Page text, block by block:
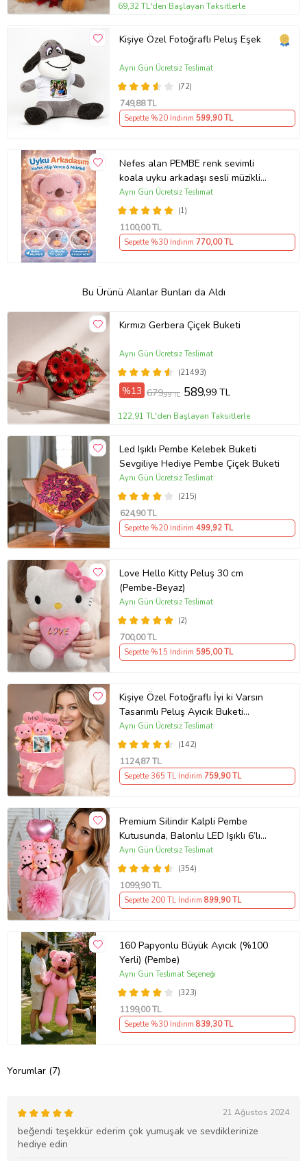
69,32 TL'den Başlayan Taksitlerle
Kişiye Özel Fotoğraflı Peluş Eşek
(72)
Aynı Gün Ücretsiz Teslimat
749,88 TL
Sepette %20 İndirim 599,90 TL
Nefes alan PEMBE renk sevimli
koala uyku arkadaşı sesli müzikli
ışıklı
(1)
Aynı Gün Ücretsiz Teslimat
1100,00 TL
Sepette %30 İndirim 770,00 TL
Bu Ürünü Alanlar Bunları da Aldı
Kırmızı Gerbera Çiçek Buketi
(21493)
Aynı Gün Ücretsiz Teslimat
%13 679,99 TL 589,99 TL
122,91 TL'den Başlayan Taksitlerle
Led Işıklı Pembe Kelebek Buketi
Sevgiliye Hediye Pembe Çiçek Buketi
(215)
Aynı Gün Ücretsiz Teslimat
624,90 TL
Sepette %20 İndirim 499,92 TL
Love Hello Kitty Peluş 30 cm
(Pembe-Beyaz)
(2)
Aynı Gün Ücretsiz Teslimat
700,00 TL
Sepette %15 İndirim 595,00 TL
Kişiye Özel Fotoğraflı İyi ki Varsın
Tasarımlı Peluş Ayıcık Buketi
(Pembe)
(142)
Aynı Gün Ücretsiz Teslimat
1124,87 TL
Sepette 365 TL İndirim 759,90 TL
Premium Silindir Kalpli Pembe
Kutusunda, Balonlu LED Işıklı 6’lı
Pembe Ayıcık Buketi Arkadaşa
Sevgiliye Hediye
(354)
Aynı Gün Ücretsiz Teslimat
1099,90 TL
Sepette 200 TL İndirim 899,90 TL
160 Papyonlu Büyük Ayıcık (%100
Yerli) (Pembe)
(323)
Aynı Gün Teslimat Seçeneği
1199,00 TL
Sepette %30 İndirim 839,30 TL
Yorumlar (7)
21 Ağustos 2024
beğendi teşekkür ederim çok yumuşak ve sevdiklerinize
hediye edin